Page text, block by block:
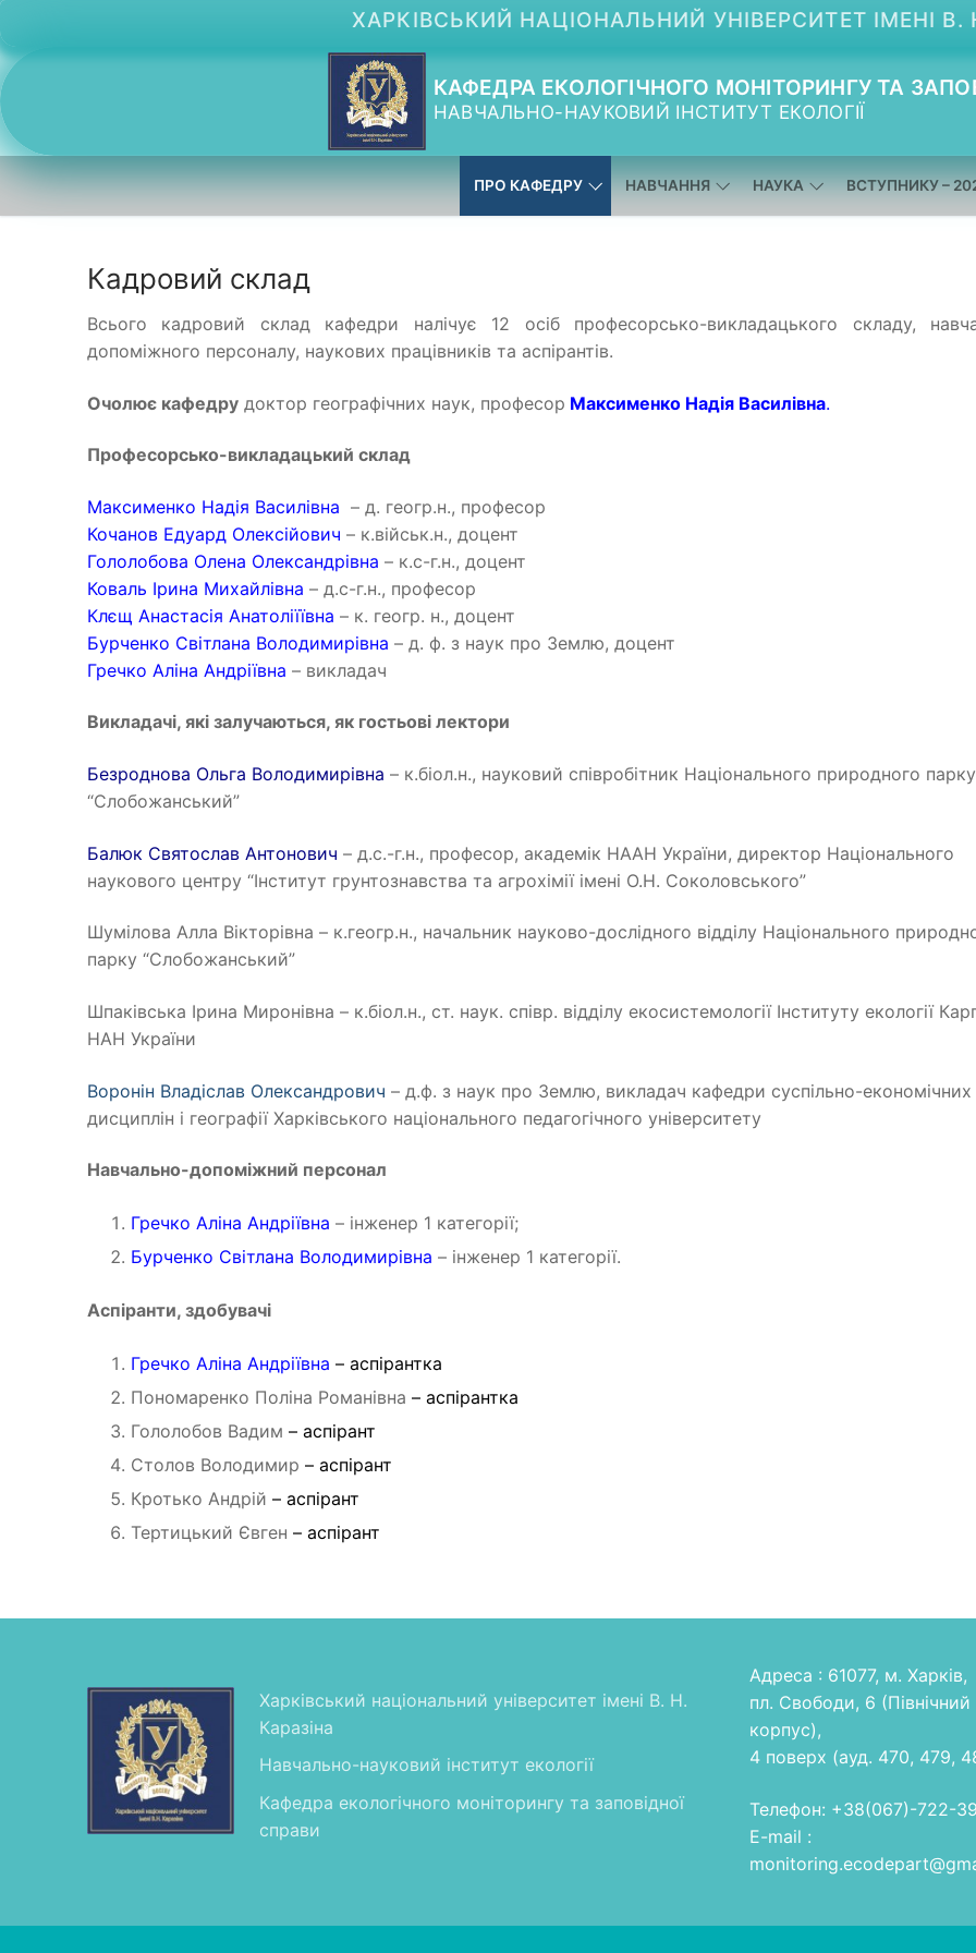
до
вмісту
ХАРКІВСЬКИЙ НАЦІОНАЛЬНИЙ УНІВЕРСИТЕТ ІМЕНІ В.
КАФЕДРА ЕКОЛОГІЧНОГО МОНІТОРИНГУ ТА
НАВЧАЛЬНО-НАУКОВИЙ ІНСТИТУТ ЕКОЛОГІЇ
ПРО КАФЕДРУ НАВЧАННЯ НАУКА ВСТУПНИКУ –
Кадровий склад
Всього кадровий склад кафедри налічує 12 осіб професорсько-викладацького складу,
допоміжного персоналу, наукових працівників та аспірантів.
Очолює кафедру доктор географічних наук, професор Максименко Надія Василівна.
Професорсько-викладацький склад
Максименко Надія Василівна – д. геогр.н., професор
Кочанов Едуард Олексійович – к.військ.н., доцент
Гололобова Олена Олександрівна – к.с-г.н., доцент
Коваль Ірина Михайлівна – д.с-г.н., професор
Клєщ Анастасія Анатоліїївна – к. геогр. н., доцент
Бурченко Світлана Володимирівна – д. ф. з наук про Землю, доцент
Гречко Аліна Андріївна – викладач
Викладачі, які залучаються, як гостьові лектори
Безроднова Ольга Володимирівна – к.біол.н., науковий співробітник Національного природного
“Слобожанський”
Балюк Святослав Антонович – д.с.-г.н., професор, академік НААН України, директор Національного
наукового центру “Інститут грунтознавства та агрохімії імені О.Н. Соколовського”
Шумілова Алла Вікторівна – к.геогр.н., начальник науково-дослідного відділу Національного
парку “Слобожанський”
Шпаківська Ірина Миронівна – к.біол.н., ст. наук. співр. відділу екосистемології Інституту екології
НАН України
Воронін Владіслав Олександрович – д.ф. з наук про Землю, викладач кафедри суспільно-економічних
дисциплін і географії Харківського національного педагогічного університету
Навчально-допоміжний персонал
Гречко Аліна Андріївна – інженер 1 категорії;
Бурченко Світлана Володимирівна – інженер 1 категорії.
Аспіранти, здобувачі
Гречко Аліна Андріївна – аспірантка
Пономаренко Поліна Романівна – аспірантка
Гололобов Вадим – аспірант
Столов Володимир – аспірант
Кротько Андрій – аспірант
Тертицький Євген – аспірант
Харківський національний університет імені В. Н.
Каразіна
Навчально-науковий інститут екології
Кафедра екологічного моніторингу та заповідної
справи
Адреса : 61077, м. Харків,
пл. Свободи, 6 (Північний
корпус),
4 поверх (ауд. 470, 479,
Телефон: +38(067)-722-
E-mail :